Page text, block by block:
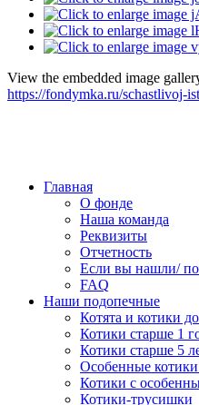
View the embedded image
https://fondymka.ru/schastlivoj-
Главная
О фонде
Наша команда
Реквизиты
Отчетность
Если вы нашли/
FAQ
Наши подопечные
Котята и котики
Котики старше 1
Котики старше 5
Особенные
Котики с
Котики-трусишки